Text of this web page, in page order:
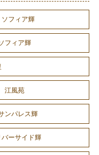
フィア輝
フィア輝
江風苑
ンパレス輝
ーサイド輝